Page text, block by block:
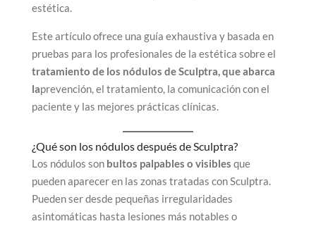
estética.
Este artículo ofrece una guía exhaustiva y basada en
pruebas para los profesionales de la estética sobre el
tratamiento de los nódulos de Sculptra, que abarca
laprevención, el tratamiento, la comunicación con el
paciente y las mejores prácticas clínicas.
¿Qué son los nódulos después de Sculptra?
Los nódulos son bultos palpables o visibles que
pueden aparecer en las zonas tratadas con Sculptra.
Pueden ser desde pequeñas irregularidades
asintomáticas hasta lesiones más notables o